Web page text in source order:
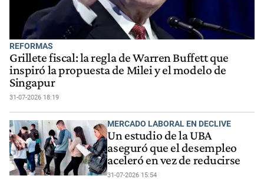
REFORMAS
Grillete fiscal: la regla de Warren Buffett que
inspiró la propuesta de Milei y el modelo de
Singapur
31-07-2026 18:19
MERCADO LABORAL EN DECLIVE
Un estudio de la UBA
aseguró que el desempleo
aceleró en vez de reducirse
31-07-2026 15:54